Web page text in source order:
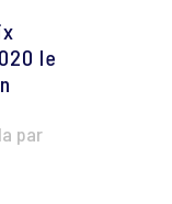
le
par